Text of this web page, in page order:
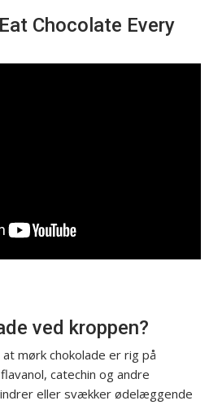
Chocolate Every
ved kroppen?
mørk chokolade er rig på
catechin og andre
eller svækker ødelæggende